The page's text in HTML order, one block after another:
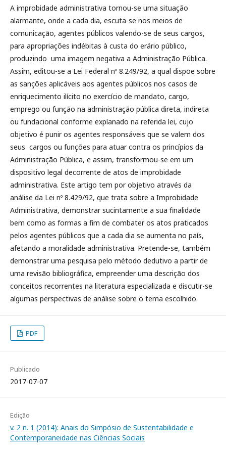
A improbidade administrativa tornou-se uma situação
alarmante, onde a cada dia, escuta-se nos meios de
comunicação, agentes públicos valendo-se de seus cargos,
para apropriações indébitas à custa do erário público,
produzindo uma imagem negativa a Administração Pública.
Assim, editou-se a Lei Federal nº 8.249/92, a qual dispõe sobre
as sanções aplicáveis aos agentes públicos nos casos de
enriquecimento ilícito no exercício de mandato, cargo,
emprego ou função na administração pública direta, indireta
ou fundacional conforme explanado na referida lei, cujo
objetivo é punir os agentes responsáveis que se valem dos
seus cargos ou funções para atuar contra os princípios da
Administração Pública, e assim, transformou-se em um
dispositivo legal decorrente de atos de improbidade
administrativa. Este artigo tem por objetivo através da
análise da Lei nº 8.429/92, que trata sobre a Improbidade
Administrativa, demonstrar sucintamente a sua finalidade
bem como as formas a fim de combater os atos praticados
pelos agentes públicos que a cada dia se aumenta no país,
afetando a moralidade administrativa. Pretende-se, também
demonstrar uma pesquisa pelo método dedutivo a partir de
uma revisão bibliográfica, empreender uma descrição dos
conceitos recorrentes na literatura especializada e discutir-se
algumas perspectivas de análise sobre o tema escolhido.
PDF
Publicado
2017-07-07
Edição
v. 2 n. 1 (2014): Anais do Simpósio de Sustentabilidade e
Contemporaneidade nas Ciências Sociais